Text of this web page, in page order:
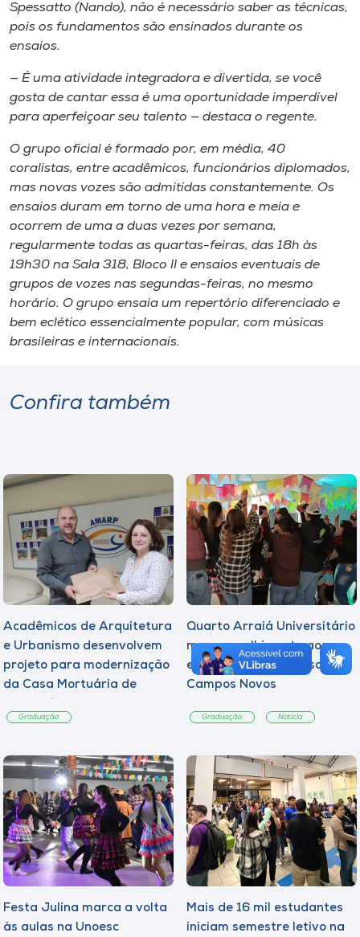
Selecione
o idioma
Spessatto (Nando), não é necessário saber as técnicas,
pois os fundamentos são ensinados durante os
ensaios.
— É uma atividade integradora e divertida, se você
gosta de cantar essa é uma oportunidade imperdível
para aperfeiçoar seu talento — destaca o regente.
O grupo oficial é formado por, em média, 40
coralistas, entre acadêmicos, funcionários diplomados,
mas novas vozes são admitidas constantemente. Os
ensaios duram em torno de uma hora e meia e
ocorrem de uma a duas vezes por semana,
regularmente todas as quartas-feiras, das 18h às
19h30 na Sala 318, Bloco II e ensaios eventuais de
grupos de vozes nas segundas-feiras, no mesmo
horário. O grupo ensaia um repertório diferenciado e
bem eclético essencialmente popular, com músicas
brasileiras e internacionais.
Confira também
Acadêmicos de Arquitetura
e Urbanismo desenvolvem
projeto para modernização
da Casa Mortuária de
Graduação
Quarto Arraiá Universitário
marca acolhimento aos
estudantes da Unoesc
Campos Novos
Graduação Notícia
Festa Julina marca a volta
às aulas na Unoesc
Mais de 16 mil estudantes
iniciam semestre letivo na